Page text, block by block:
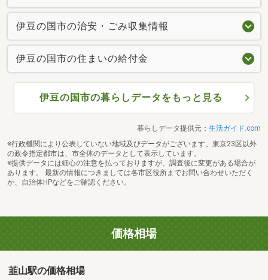
伊豆の国市の治安・ごみ収集情報
伊豆の国市の住まいの給付金
伊豆の国市の暮らしデータをもっと見る
暮らしデータ提供元： 生活ガイド.com
※行政機関により公表していない地域及びデータがございます。東京23区以外
の政令指定都市は、市全体のデータとして表示しています。
※提供データには細心の注意を払っておりますが、調査後に変更がある場合が
あります。 最新の情報につきましては各市区役所までお問い合わせいただく
か、自治体HPなどをご確認ください。
価格相場
韮山駅の価格相場